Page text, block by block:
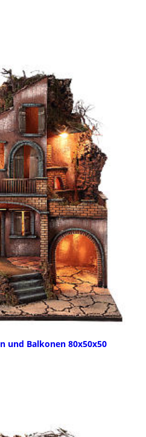
und Balkonen 80x50x50